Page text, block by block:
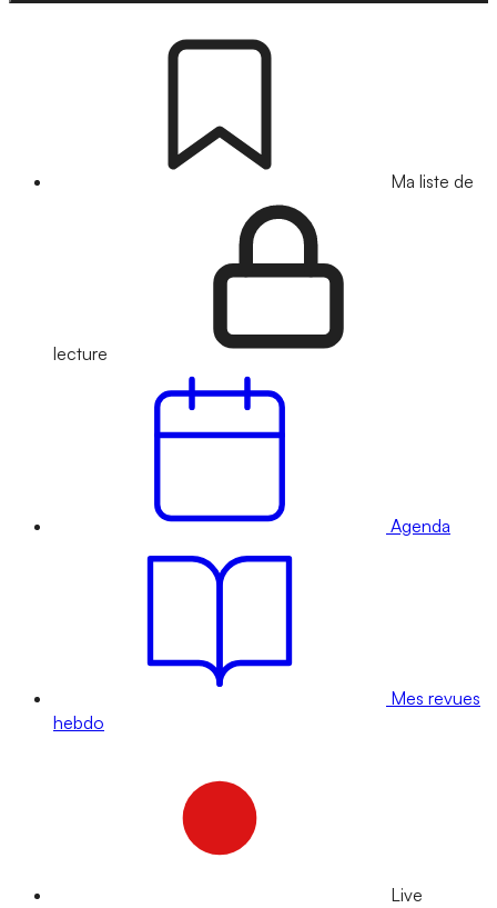
Ma liste de
lecture
Agenda
Mes revues
hebdo
Live